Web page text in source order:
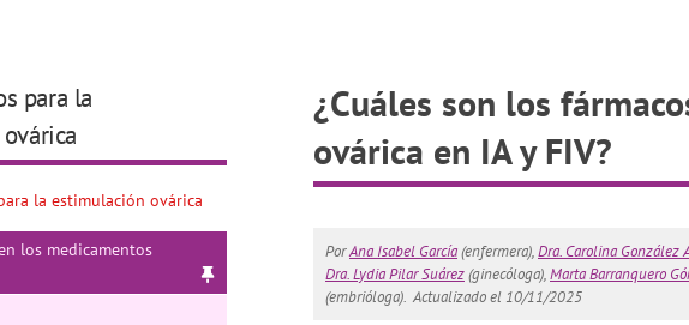
¿Cuáles son los
ovárica en IA y FIV?
PorAna Isabel García(enfermera),Dra. Carolina González
Dra. Lydia Pilar Suárez(ginecóloga),Marta Barranquero
(embrióloga). Actualizado el 10/11/2025
para la
los medicamentos